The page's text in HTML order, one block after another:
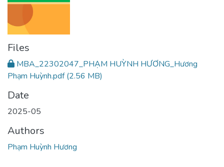
Files
MBA_22302047_PHẠM HUỲNH HƯƠNG_Hương
Phạm Huỳnh.pdf(2.56 MB)
Date
2025-05
Authors
Phạm Huỳnh Hương